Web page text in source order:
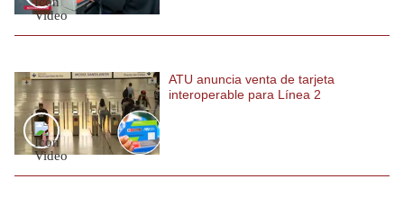
ATU anuncia venta de tarjeta
interoperable para Línea 2